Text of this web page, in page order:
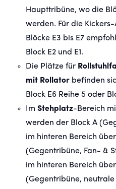
Haupttribüne, wo die
werden. Für die
Blöcke E3 bis E7
Block E2 und E1.
Die Plätze für
mit Rollator befinden
Block E6 Reihe 5 oder
Im Stehplatz-Bereich
werden der Block A
im hinteren Bereich
(Gegentribüne, Fan- &
im hinteren Bereich
(Gegentribüne, neutrale